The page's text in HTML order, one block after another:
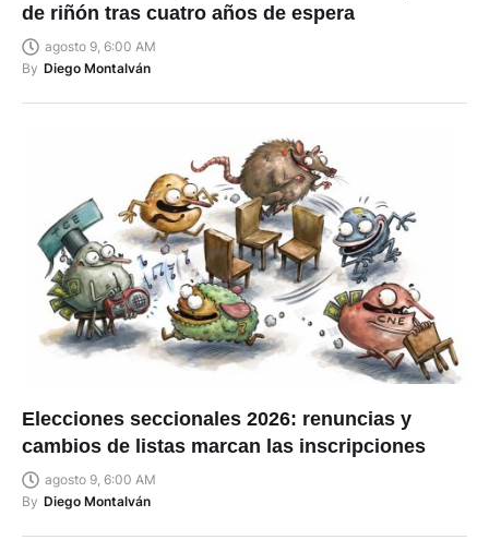
de riñón tras cuatro años de espera
agosto 9, 6:00 AM
By Diego Montalván
Elecciones seccionales 2026: renuncias y
cambios de listas marcan las inscripciones
agosto 9, 6:00 AM
By Diego Montalván